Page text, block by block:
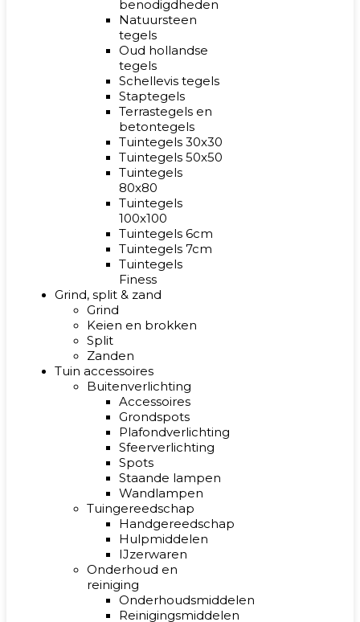
benodigdheden
Natuursteen
tegels
Oud hollandse
tegels
Schellevis tegels
Staptegels
Terrastegels en
betontegels
Tuintegels 30x30
Tuintegels 50x50
Tuintegels
80x80
Tuintegels
100x100
Tuintegels 6cm
Tuintegels 7cm
Tuintegels
Finess
Grind, split & zand
Grind
Keien en brokken
Split
Zanden
Tuin accessoires
Buitenverlichting
Accessoires
Grondspots
Plafondverlichting
Sfeerverlichting
Spots
Staande lampen
Wandlampen
Tuingereedschap
Handgereedschap
Hulpmiddelen
IJzerwaren
Onderhoud en
reiniging
Onderhoudsmiddelen
Reinigingsmiddelen